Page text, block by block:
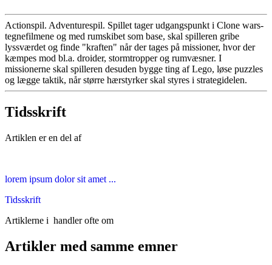
Actionspil. Adventurespil. Spillet tager udgangspunkt i Clone wars-
tegnefilmene og med rumskibet som base, skal spilleren gribe
lyssværdet og finde "kraften" når der tages på missioner, hvor der
kæmpes mod bl.a. droider, stormtropper og rumvæsner. I
missionerne skal spilleren desuden bygge ting af Lego, løse puzzles
og lægge taktik, når større hærstyrker skal styres i strategidelen.
Tidsskrift
Artiklen er en del af
lorem ipsum dolor sit amet ...
Tidsskrift
Artiklerne i handler ofte om
Artikler med samme emner